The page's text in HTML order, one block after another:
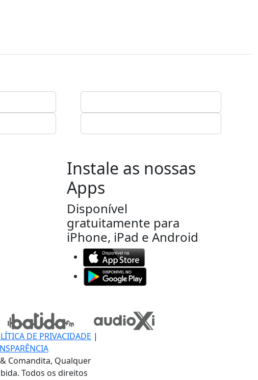
Instale as nossas
Apps
Disponível
gratuitamente para
iPhone, iPad e Android
DE PRIVACIDADE |
Comandita, Qualquer
Todos os direitos